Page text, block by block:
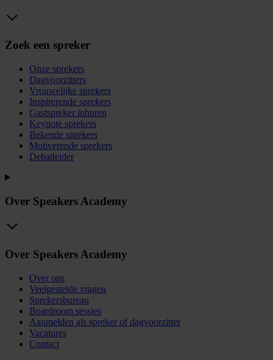
Zoek een spreker
Onze sprekers
Dagvoorzitters
Vrouwelijke sprekers
Inspirerende sprekers
Gastspreker inhuren
Keynote sprekers
Bekende sprekers
Motiverende sprekers
Debatleider
Over Speakers Academy
Over Speakers Academy
Over ons
Veelgestelde vragen
Sprekersbureau
Boardroom sessies
Aanmelden als spreker of dagvoorzitter
Vacatures
Contact